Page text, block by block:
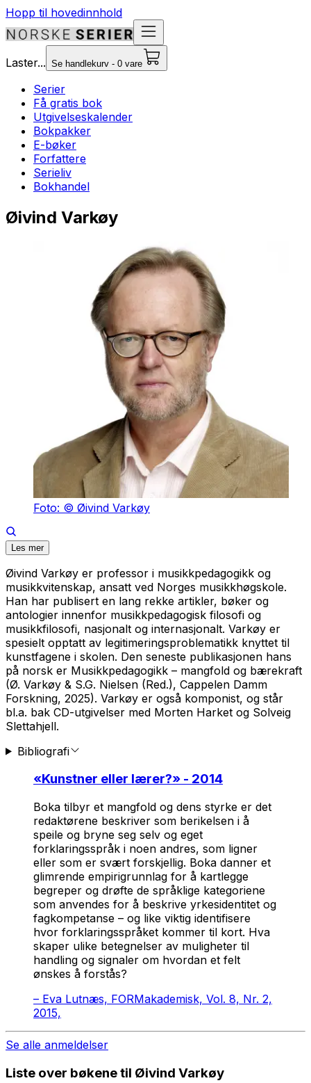
Hopp til hovedinnhold
Laster... Se handlekurv - 0 vare
Serier
Få gratis bok
Utgivelseskalender
Bokpakker
E-bøker
Forfattere
Serieliv
Bokhandel
Øivind Varkøy
Foto: © Øivind Varkøy
Les mer
Øivind Varkøy er professor i musikkpedagogikk og
musikkvitenskap, ansatt ved Norges musikkhøgskole.
Han har publisert en lang rekke artikler, bøker og
antologier innenfor musikkpedagogisk filosofi og
musikkfilosofi, nasjonalt og internasjonalt. Varkøy er
spesielt opptatt av legitimeringsproblematikk knyttet til
kunstfagene i skolen. Den seneste publikasjonen hans
på norsk er Musikkpedagogikk – mangfold og bærekraft
(Ø. Varkøy & S.G. Nielsen (Red.), Cappelen Damm
Forskning, 2025). Varkøy er også komponist, og står
bl.a. bak CD-utgivelser med Morten Harket og Solveig
Slettahjell.
Bibliografi
«Kunstner eller lærer?» - 2014
Boka tilbyr et mangfold og dens styrke er det
redaktørene beskriver som berikelsen i å
speile og bryne seg selv og eget
forklaringsspråk i noen andres, som ligner
eller som er svært forskjellig. Boka danner et
glimrende empirigrunnlag for å kartlegge
begreper og drøfte de språklige kategoriene
som anvendes for å beskrive yrkesidentitet og
fagkompetanse – og like viktig identifisere
hvor forklaringsspråket kommer til kort. Hva
skaper ulike betegnelser av muligheter til
handling og signaler om hvordan et felt
ønskes å forstås?
– Eva Lutnæs, FORMakademisk, Vol. 8, Nr. 2,
2015,
Se alle anmeldelser
Liste over bøkene til Øivind Varkøy